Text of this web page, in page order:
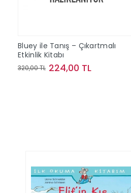
Bluey ile Tanış – Çıkartmalı
Etkinlik Kitabı
320,00 TL 224,00 TL